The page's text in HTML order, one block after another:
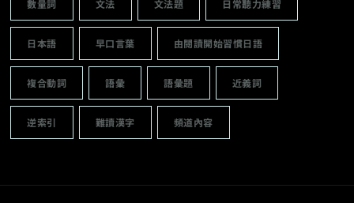
數量詞 文法 文法題 日常聽力練習
日本語 早口言葉 由閱讀開始習慣日語
複合動詞 語彙 語彙題 近義詞
逆索引 難讀漢字 頻道內容